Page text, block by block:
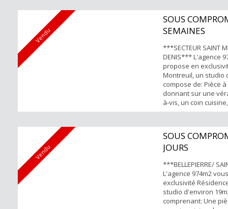
séparée. Vendu
FORTS: -A 750m de
Lumineux et
Vendu
SOUS
SEMAINES
***SECTEUR SAINT
DENIS*** L'agence
propose en
Montreuil, un studio
compose de: Pièce
donnant sur une
à-vis, un coin
d'eau avec WC.
occupé) POINTS
copropriété et
Emplacement
Vendu
SOUS
JOURS
***BELLEPIERRE/
L'agence 974m2
exclusivité
studio d'environ
comprenant: Une